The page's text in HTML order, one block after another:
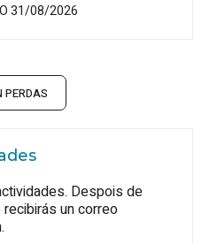
31/08/2026
PERDAS
Despois de
un correo